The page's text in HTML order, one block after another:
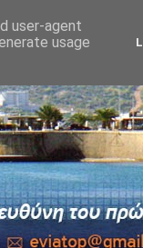
user-agent
usage